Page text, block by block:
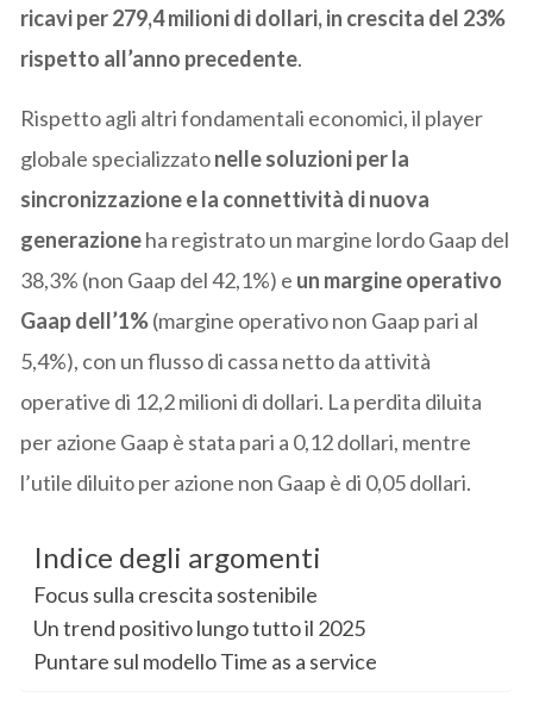
ricavi per 279,4 milioni di dollari, in crescita del 23%
rispetto all’anno precedente.
Rispetto agli altri fondamentali economici, il player
globale specializzatonelle soluzioni per la
sincronizzazione e la connettività di nuova
generazioneha registrato un margine lordo Gaap del
38,3% (non Gaap del 42,1%) e un margine operativo
Gaap dell’1%(margine operativo non Gaap pari al
5,4%), con un flusso di cassa netto da attività
operative di 12,2 milioni di dollari. La perdita diluita
per azione Gaap è stata pari a 0,12 dollari, mentre
l’utile diluito per azione non Gaap è di 0,05 dollari.
Indice degli argomenti
Focus sulla crescita sostenibile
Un trend positivo lungo tutto il 2025
Puntare sul modello Time as a service